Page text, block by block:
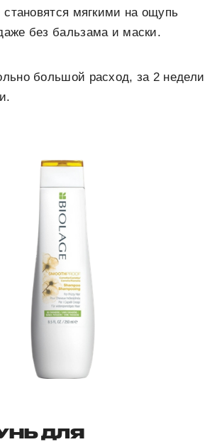
мягкими на ощупь
без бальзама и маски.
большой расход, за 2 недели
ДЛЯ